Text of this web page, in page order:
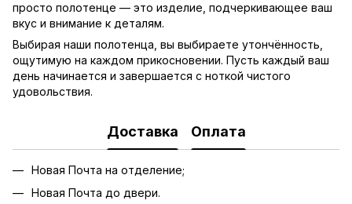
просто полотенце — это изделие, подчеркивающее ваш
вкус и внимание к деталям.
Выбирая наши полотенца, вы выбираете утончённость,
ощутимую на каждом прикосновении. Пусть каждый ваш
день начинается и завершается с ноткой чистого
удовольствия.
Доставка Оплата
Новая Почта на отделение;
Новая Почта до двери.